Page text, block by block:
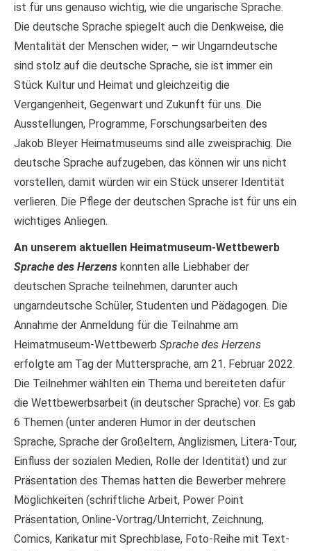
ist für uns genauso wichtig, wie die ungarische Sprache.
Die deutsche Sprache spiegelt auch die Denkweise, die
Mentalität der Menschen wider, – wir Ungarndeutsche
sind stolz auf die deutsche Sprache, sie ist immer ein
Stück Kultur und Heimat und gleichzeitig die
Vergangenheit, Gegenwart und Zukunft für uns. Die
Ausstellungen, Programme, Forschungsarbeiten des
Jakob Bleyer Heimatmuseums sind alle zweisprachig. Die
deutsche Sprache aufzugeben, das können wir uns nicht
vorstellen, damit würden wir ein Stück unserer Identität
verlieren. Die Pflege der deutschen Sprache ist für uns ein
wichtiges Anliegen.
An unserem aktuellen Heimatmuseum-Wettbewerb
Sprache des Herzens konnten alle Liebhaber der
deutschen Sprache teilnehmen, darunter auch
ungarndeutsche Schüler, Studenten und Pädagogen. Die
Annahme der Anmeldung für die Teilnahme am
Heimatmuseum-Wettbewerb Sprache des Herzens
erfolgte am Tag der Muttersprache, am 21. Februar 2022.
Die Teilnehmer wählten ein Thema und bereiteten dafür
die Wettbewerbsarbeit (in deutscher Sprache) vor. Es gab
6 Themen (unter anderen Humor in der deutschen
Sprache, Sprache der Großeltern, Anglizismen, Litera-Tour,
Einfluss der sozialen Medien, Rolle der Identität) und zur
Präsentation des Themas hatten die Bewerber mehrere
Möglichkeiten (schriftliche Arbeit, Power Point
Präsentation, Online-Vortrag/Unterricht, Zeichnung,
Comics, Karikatur mit Sprechblase, Foto-Reihe mit Text-